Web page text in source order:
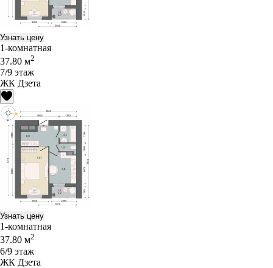
Узнать цену
1-комнатная
37.80 м2
7/9 этаж
ЖК Дзета
Узнать цену
1-комнатная
37.80 м2
6/9 этаж
ЖК Дзета